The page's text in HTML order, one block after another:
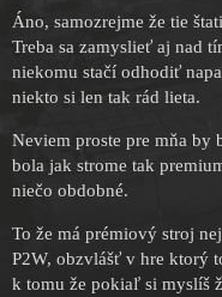
Áno, samozrejme že tie
Treba sa zamyslieť aj nad
niekomu stačí odhodiť
niekto si len tak rád lieta.
Neviem proste pre mňa by
bola jak strome tak
niečo obdobné.
To že má prémiový stroj
P2W, obzvlášť v hre ktorý
k tomu že pokiaľ si myslíš